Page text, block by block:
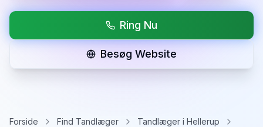
Ring Nu
Besøg Website
Forside Find Tandlæger
Tandlæger i Hellerup